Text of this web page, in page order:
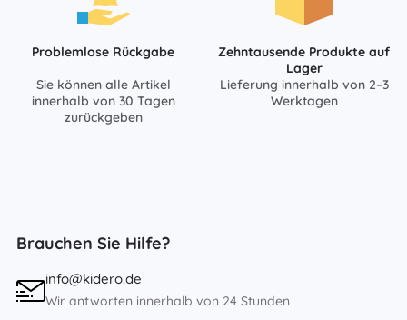
Problemlose Rückgabe
Sie können alle Artikel
innerhalb von 30 Tagen
zurückgeben
Zehntausende Produkte auf
Lager
Lieferung innerhalb von 2–3
Werktagen
Brauchen Sie Hilfe?
info@kidero.de
Wir antworten innerhalb von 24 Stunden